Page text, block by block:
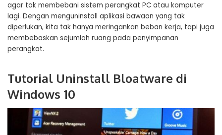
agar tak membebani sistem perangkat PC atau komputer
lagi. Dengan menguninstall aplikasi bawaan yang tak
diperlukan, kita tak hanya meringankan beban kerja, tapi juga
membebaskan sejumlah ruang pada penyimpanan
perangkat.
Tutorial Uninstall Bloatware di
Windows 10